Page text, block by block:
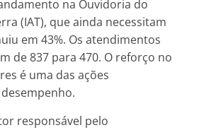
na Ouvidoria do
(IAT), que ainda necessitam
em 43%. Os atendimentos
de 837 para 470. O reforço no
é uma das ações
responsável pelo